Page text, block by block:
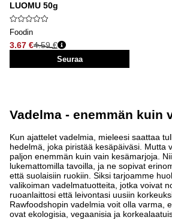
LUOMU 50g
Foodin
3.67 €
Normaali hinta
4.59 €
Seuraa
Vadelma - enemmän kuin
Kun ajattelet vadelmia, mieleesi saattaa
hedelmä, joka piristää kesäpäiväsi. Mutta
paljon enemmän kuin vain kesämarjoja.
lukemattomilla tavoilla, ja ne sopivat
että suolaisiin ruokiin. Siksi tarjoamme
valikoiman vadelmatuotteita, jotka voivat
ruoanlaittosi että leivontasi uusiin
Rawfoodshopin vadelmia voit olla varma,
ovat ekologisia, vegaanisia ja